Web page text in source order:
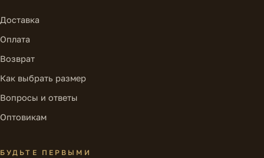
Доставка
Оплата
Возврат
Как выбрать размер
Вопросы и ответы
Оптовикам
БУДЬТЕ ПЕРВЫМИ